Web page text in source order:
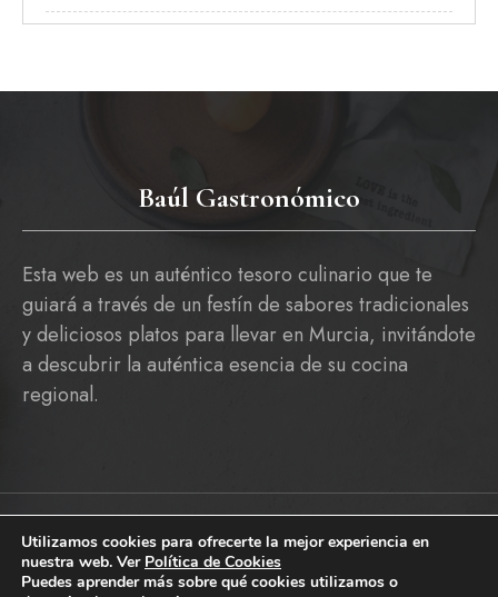
Baúl Gastronómico
Esta web es un auténtico tesoro culinario que te
guiará a través de un festín de sabores tradicionales
y deliciosos platos para llevar en Murcia, invitándote
a descubrir la auténtica esencia de su cocina
regional.
Copyright © 2026 baulgastronomico.es
Pólitica De CookiesPolítica De Privacidad Y Aviso Legal
Utilizamos cookies para ofrecerte la mejor experiencia en
nuestra web. Ver Política de Cookies
Puedes aprender más sobre qué cookies utilizamos o